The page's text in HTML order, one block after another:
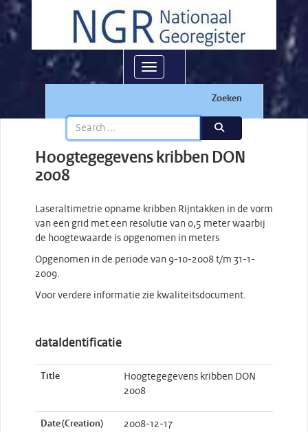
Toggle navigation
Zoeken
Hoogtegegevens kribben DON
2008
Laseraltimetrie opname kribben Rijntakken in de vorm
van een grid met een resolutie van 0,5 meter waarbij
de hoogtewaarde is opgenomen in meters
Opgenomen in de periode van 9-10-2008 t/m 31-1-
2009.
Voor verdere informatie zie kwaliteitsdocument.
dataIdentificatie
Title
Hoogtegegevens kribben DON
2008
Date (Creation) 2008-12-17